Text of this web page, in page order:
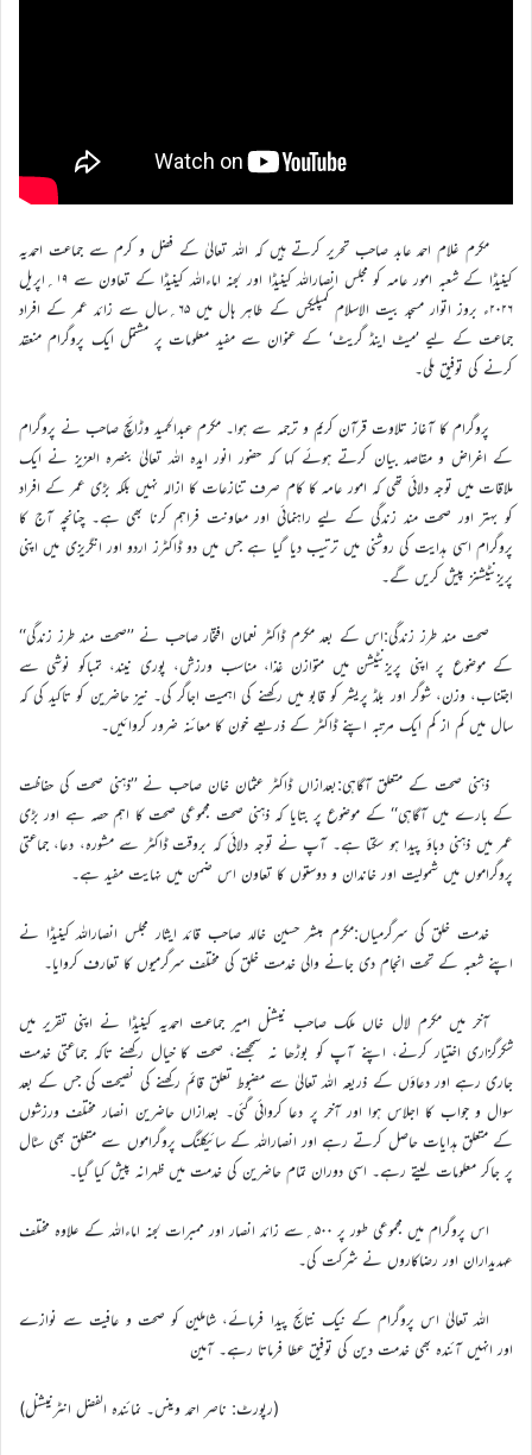
مکرم غلام احمد عابد صاحب تحریر کرتے ہیں کہ اللہ تعالیٰ کے فضل و کرم سے جماعت احمدیہ
کینیڈا کے شعبہ امور عامہ کو مجلس انصاراللہ کینیڈا اور لجنہ اماءاللہ کینیڈا کے تعاون سے ۱۹؍اپریل
۲۰۲۶ء بروز اتوار مسجد بیت الاسلام کمپلیکس کے طاہر ہال میں ۶۵؍سال سے زائد عمر کے افراد
جماعت کے لیے ’میٹ اینڈ گریٹ‘ کے عنوان سے مفید معلومات پر مشتمل ایک پروگرام منعقد
کرنے کی توفیق ملی۔
پروگرام کا آغاز تلاوت قرآن کریم و ترجمہ سے ہوا۔ مکرم عبدالحمید وڑائچ صاحب نے پروگرام
کے اغراض و مقاصد بیان کرتے ہوئے کہا کہ حضور انور ایدہ اللہ تعالیٰ بنصرہ العزیز نے ایک
ملاقات میں توجہ دلائی تھی کہ امور عامہ کا کام صرف تنازعات کا ازالہ نہیں بلکہ بڑی عمر کے افراد
کو بہتر اور صحت مند زندگی کے لیے راہنمائی اور معاونت فراہم کرنا بھی ہے۔ چنانچہ آج کا
پروگرام اسی ہدایت کی روشنی میں ترتیب دیا گیا ہے جس میں دو ڈاکٹرز اردو اور انگریزی میں اپنی
پریزنٹیشنز پیش کریں گے۔
صحت مند طرز زندگی:اس کے بعد مکرم ڈاکٹر نعمان افتخار صاحب نے ’’صحت مند طرز زندگی‘‘
کے موضوع پر اپنی پریزنٹیشن میں متوازن غذا، مناسب ورزش، پوری نیند، تمباکو نوشی سے
اجتناب، وزن، شوگر اور بلڈ پریشر کو قابو میں رکھنے کی اہمیت اجاگر کی۔ نیز حاضرین کو تاکید کی کہ
سال میں کم از کم ایک مرتبہ اپنے ڈاکٹر کے ذریعے خون کا معائنہ ضرور کروائیں۔
ذہنی صحت کے متعلق آگاہی:بعدازاں ڈاکٹر عثمان خان صاحب نے ’’ذہنی صحت کی حفاظت
کے بارے میں آگاہی‘‘ کے موضوع پر بتایا کہ ذہنی صحت مجموعی صحت کا اہم حصہ ہے اور بڑی
عمر میں ذہنی دباؤ پیدا ہو سکتا ہے۔ آپ نے توجہ دلائی کہ بروقت ڈاکٹر سے مشورہ، دعا، جماعتی
پروگراموں میں شمولیت اور خاندان و دوستوں کا تعاون اس ضمن میں نہایت مفید ہے۔
خدمت خلق کی سرگرمیاں:مکرم مبشر حسین خالد صاحب قائد ایثار مجلس انصاراللہ کینیڈا نے
اپنے شعبہ کے تحت انجام دی جانے والی خدمت خلق کی مختلف سرگرمیوں کا تعارف کروایا۔
آخر میں مکرم لال خاں ملک صاحب نیشنل امیر جماعت احمدیہ کینیڈا نے اپنی تقریر میں
شکرگزاری اختیار کرنے، اپنے آپ کو بوڑھا نہ سمجھنے، صحت کا خیال رکھنے تاکہ جماعتی خدمت
جاری رہے اور دعاؤں کے ذریعہ اللہ تعالیٰ سے مضبوط تعلق قائم رکھنے کی نصیحت کی جس کے بعد
سوال و جواب کا اجلاس ہوا اور آخر پر دعا کروائی گئی۔ بعدازاں حاضرین انصار مختلف ورزشوں
کے متعلق ہدایات حاصل کرتے رہے اور انصاراللہ کے سائیکلنگ پروگراموں سے متعلق بھی سٹال
پر جاکر معلومات لیتے رہے۔ اسی دوران تمام حاضرین کی خدمت میں ظہرانہ پیش کیا گیا۔
اس پروگرام میں مجموعی طور پر ۵۰۰؍سے زائد انصار اور ممبرات لجنہ اماءاللہ کے علاوہ مختلف
عہدیداران اور رضاکاروں نے شرکت کی۔
اللہ تعالیٰ اس پروگرام کے نیک نتائج پیدا فرمائے، شاملین کو صحت و عافیت سے نوازے
اور انہیں آئندہ بھی خدمت دین کی توفیق عطا فرماتا رہے۔ آمین
(رپورٹ: ناصر احمد وینس۔ نمائندہ الفضل انٹرنیشنل)